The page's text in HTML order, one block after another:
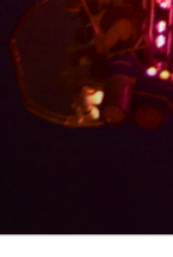
au
contenu
principal